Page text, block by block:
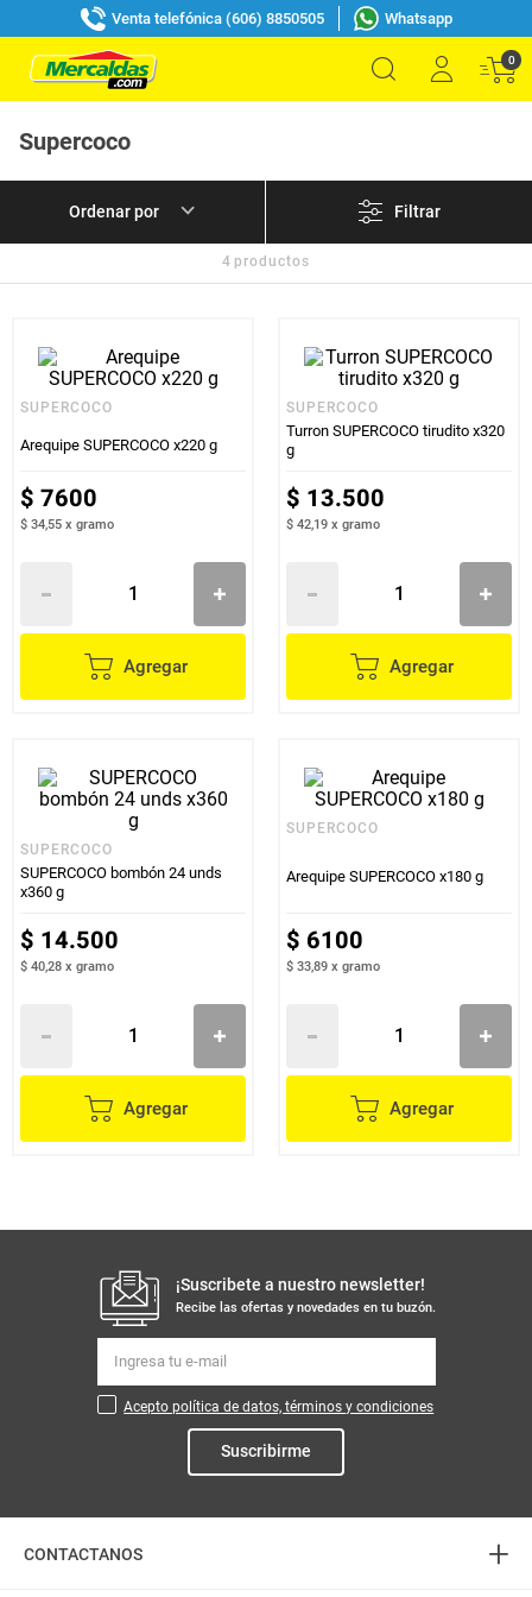
Venta telefónica (606) 8850505 Whatsapp
0
Supercoco
Filtrar
4 productos
SUPERCOCO
Arequipe SUPERCOCO x220 g
$ 7600
$ 34,55 x gramo
Agregar
SUPERCOCO
Turron SUPERCOCO tirudito x320
g
$ 13.500
$ 42,19 x gramo
Agregar
SUPERCOCO
SUPERCOCO bombón 24 unds
x360 g
$ 14.500
$ 40,28 x gramo
Agregar
SUPERCOCO
Arequipe SUPERCOCO x180 g
$ 6100
$ 33,89 x gramo
Agregar
¡Suscribete a nuestro newsletter!
Recibe las ofertas y novedades en tu buzón.
Acepto política de datos, términos y condiciones
Suscribirme
CONTACTANOS +